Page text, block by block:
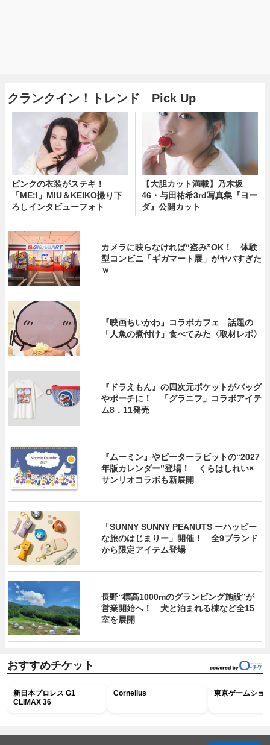
クランクイン！トレンド Pick Up
ピンクの衣装がステキ！
「ME:I」MIU＆KEIKO撮り下
ろしインタビューフォト
【大胆カット満載】乃木坂
46・与田祐希3rd写真集『ヨー
ダ』公開カット
カメラに映らなければ“盗み”OK！ 体験
型コンビニ「ギガマート展」がヤバすぎた
ｗ
『映画ちいかわ』コラボカフェ 話題の
「人魚の煮付け」食べてみた〈取材レポ〉
『ドラえもん』の四次元ポケットがバッグ
やポーチに！ 「グラニフ」コラボアイテ
ム8．11発売
『ムーミン』やピーターラビットの“2027
年版カレンダー”登場！ くらはしれい×
サンリオコラボも新展開
「SUNNY SUNNY PEANUTS ーハッピー
な旅のはじまりー」開催！ 全9ブランド
から限定アイテム登場
長野“標高1000mのグランピング施設”が
営業開始へ！ 犬と泊まれる棟など全15
室を展開
おすすめチケット
新日本プロレス G1
CLIMAX 36
Cornelius 東京ゲームショ